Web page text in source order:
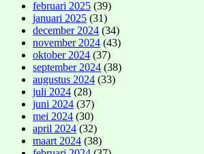
februari 2025 (39)
januari 2025 (31)
december 2024 (34)
november 2024 (43)
oktober 2024 (37)
september 2024 (38)
augustus 2024 (33)
juli 2024 (28)
juni 2024 (37)
mei 2024 (30)
april 2024 (32)
maart 2024 (38)